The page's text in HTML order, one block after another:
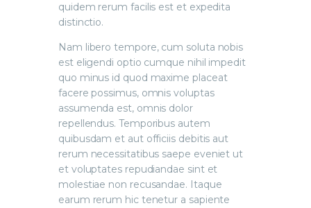
quidem rerum facilis est et expedita
distinctio.
Nam libero tempore, cum soluta nobis
est eligendi optio cumque nihil impedit
quo minus id quod maxime placeat
facere possimus, omnis voluptas
assumenda est, omnis dolor
repellendus. Temporibus autem
quibusdam et aut officiis debitis aut
rerum necessitatibus saepe eveniet ut
et voluptates repudiandae sint et
molestiae non recusandae. Itaque
earum rerum hic tenetur a sapiente